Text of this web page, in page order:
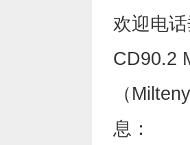
欢迎电
CD90.2
（
息：